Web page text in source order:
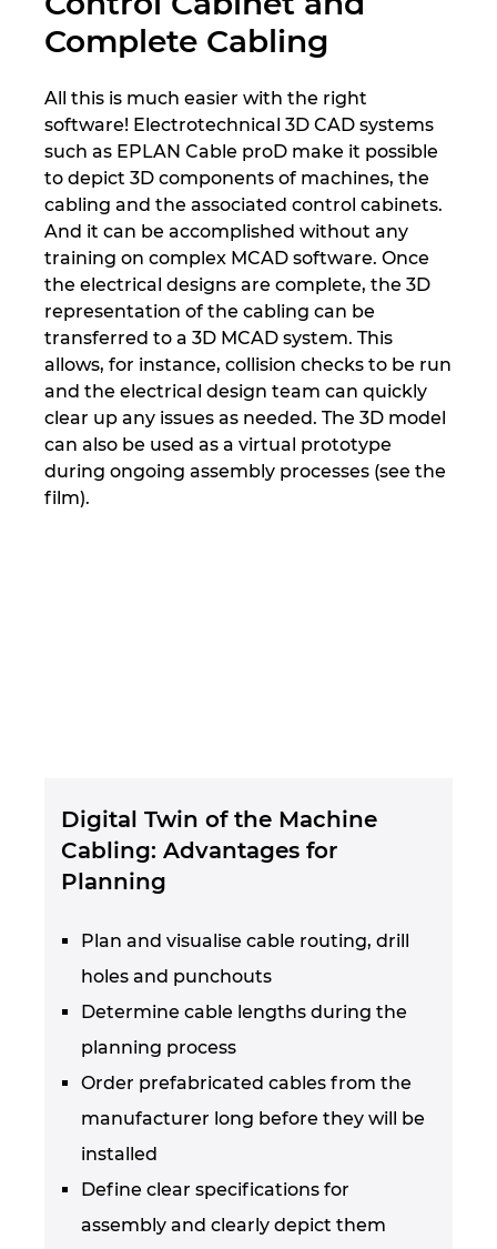
Complete Cabling
All this is much easier with the right
software! Electrotechnical 3D CAD systems
such as EPLAN Cable proD make it possible
to depict 3D components of machines, the
cabling and the associated control cabinets.
And it can be accomplished without any
training on complex MCAD software. Once
the electrical designs are complete, the 3D
representation of the cabling can be
transferred to a 3D MCAD system. This
allows, for instance, collision checks to be run
and the electrical design team can quickly
clear up any issues as needed. The 3D model
can also be used as a virtual prototype
during ongoing assembly processes (see the
film).
Digital Twin of the Machine
Cabling: Advantages for
Planning
Plan and visualise cable routing, drill
holes and punchouts
Determine cable lengths during the
planning process
Order prefabricated cables from the
manufacturer long before they will be
installed
Define clear specifications for
assembly and clearly depict them
Швеция
Южна Кореа
Япония